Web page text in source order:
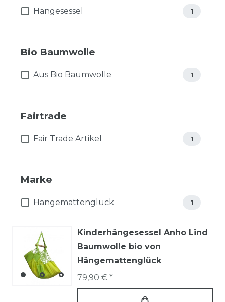
Hängesessel 1
Bio Baumwolle
Aus Bio Baumwolle 1
Fairtrade
Fair Trade Artikel 1
Marke
Hängemattenglück 1
Kinderhängesessel Anho Lind
Baumwolle bio von
Hängemattenglück
79,90 € *